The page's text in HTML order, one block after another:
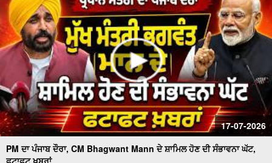
17-07-2026
PM ਦਾ ਪੰਜਾਬ ਦੌਰਾ, CM Bhagwant Mann ਦੇ ਸ਼ਾਮਿਲ ਹੋਣ ਦੀ ਸੰਭਾਵਨਾ ਘੱਟ,
ਫਟਾਫਟ ਖ਼ਬਰਾਂ